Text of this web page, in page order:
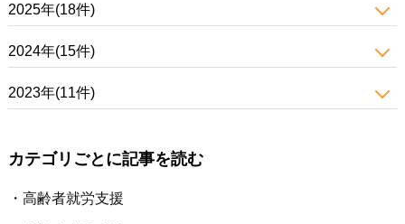
2025年(18件)
2024年(15件)
2023年(11件)
カテゴリごとに記事を読む
高齢者就労支援